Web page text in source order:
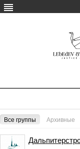
Все группы Архивные